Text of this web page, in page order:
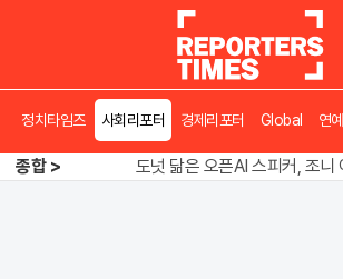
정치타임즈 사회리포터 경제리포터 Global 연
종합 >
송영길 인천서 반전 노려, 2주
도넛 닮은 오픈AI 스피커, 조니